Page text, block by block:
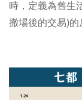
時，定義為舊生
撤場後的交易)的